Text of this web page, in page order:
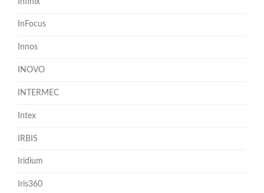
InFocus
Innos
INOVO
INTERMEC
Intex
IRBIS
Iridium
Iris360